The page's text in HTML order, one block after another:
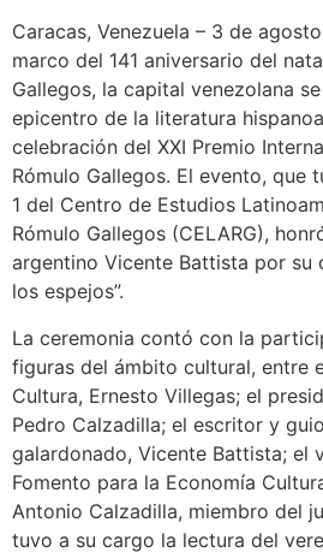
Caracas, Venezuela – 3 de
marco del 141 aniversario del
Gallegos, la capital venezolana
epicentro de la literatura
celebración del XXI Premio
Rómulo Gallegos. El evento, que
1 del Centro de Estudios
Rómulo Gallegos (CELARG),
argentino Vicente Battista por su
los espejos”.
La ceremonia contó con la
figuras del ámbito cultural, entre
Cultura, Ernesto Villegas; el
Pedro Calzadilla; el escritor y
galardonado, Vicente Battista; el
Fomento para la Economía
Antonio Calzadilla, miembro del
tuvo a su cargo la lectura del